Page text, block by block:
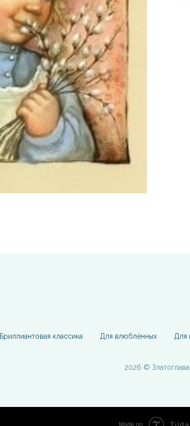
Бриллиантовая классика Для влюблённых Для
2026 © Златоглава
Made on